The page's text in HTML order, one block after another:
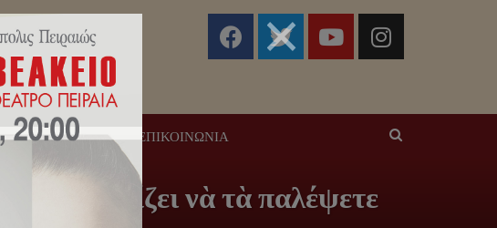
ΕΚΔΗΛΏΣΕΙΣ ΕΠΙΚΟΙΝΩΝΊΑ
ἀξίζει νὰ τὰ παλέψετε